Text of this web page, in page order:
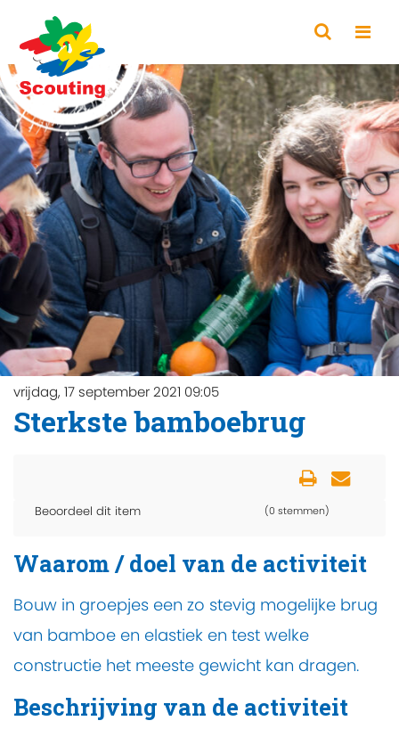
vrijdag, 17 september 2021 09:05
Sterkste bamboebrug
Beoordeel dit item (0 stemmen)
Waarom / doel van de activiteit
Bouw in groepjes een zo stevig mogelijke brug
van bamboe en elastiek en test welke
constructie het meeste gewicht kan dragen.
Beschrijving van de activiteit